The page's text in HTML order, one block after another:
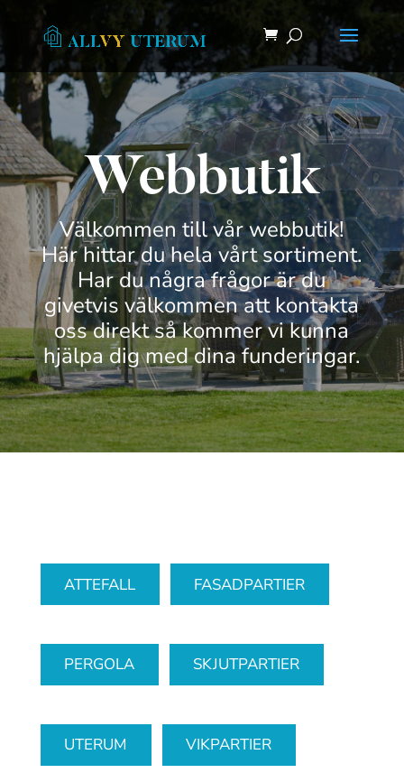
Webbutik
Välkommen till vår webbutik!
Här hittar du hela vårt sortiment.
Har du några frågor är du
givetvis välkommen att kontakta
oss direkt så kommer vi kunna
hjälpa dig med dina funderingar.
ATTEFALL FASADPARTIER
PERGOLA SKJUTPARTIER
UTERUM VIKPARTIER